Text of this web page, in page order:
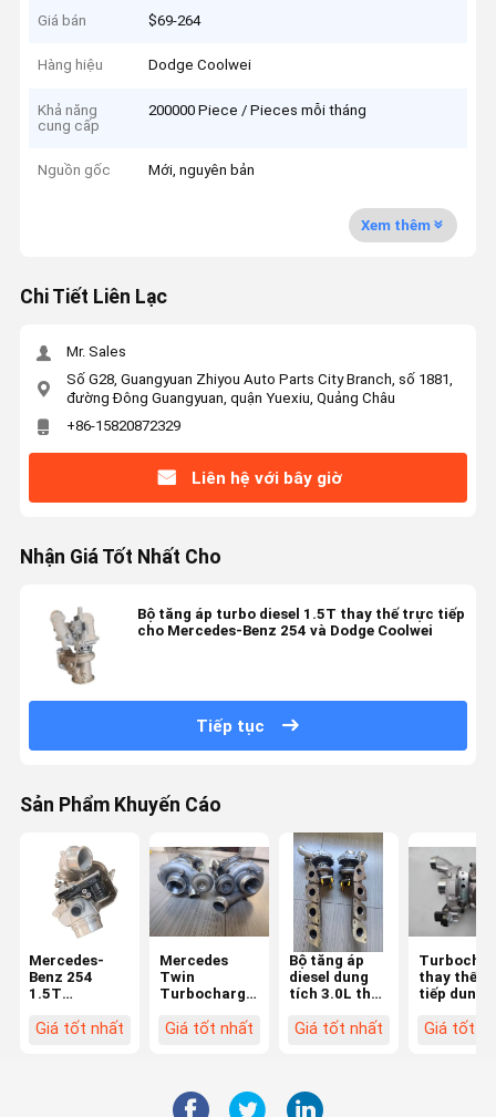
Giá bán $69-264
Hàng hiệu Dodge Coolwei
Khả năng
cung cấp
200000 Piece / Pieces mỗi tháng
Nguồn gốc Mới, nguyên bản
Xem thêm
Chi Tiết Liên Lạc
Mr. Sales
Số G28, Guangyuan Zhiyou Auto Parts City Branch, số 1881,
đường Đông Guangyuan, quận Yuexiu, Quảng Châu
+86-15820872329
Liên hệ với bây giờ
Nhận Giá Tốt Nhất Cho
Bộ tăng áp turbo diesel 1.5T thay thế trực tiếp
cho Mercedes-Benz 254 và Dodge Coolwei
Tiếp tục
Sản Phẩm Khuyến Cáo
Mercedes-
Benz 254
1.5T
thay thế trực
Giá tốt nhất
Mercedes
Twin
Turbocharger
Capacity
A1570900280/827056-
01/LP250619101
Giá tốt nhất
Bộ tăng áp
diesel dung
tích 3.0L thay
cho Mercedes
Giá tốt nhất
thay thế
tiếp dung
liệu Diesel
Giá tốt